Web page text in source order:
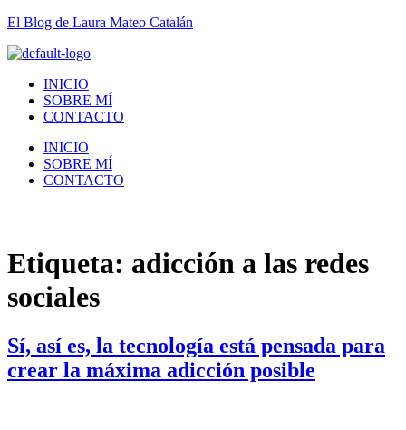
El Blog de Laura Mateo Catalán
INICIO
SOBRE MÍ
CONTACTO
INICIO
SOBRE MÍ
CONTACTO
Etiqueta: adicción a las redes
sociales
Sí, así es, la tecnología está pensada para
crear la máxima adicción posible